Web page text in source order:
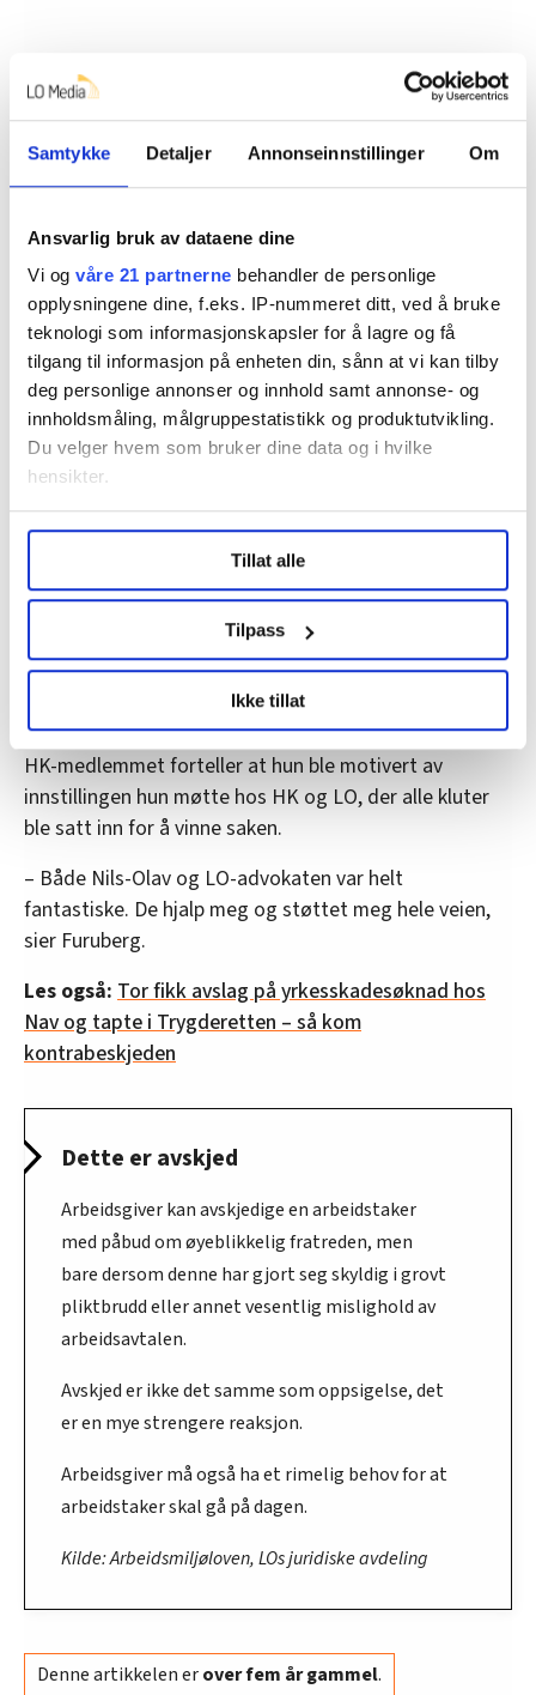
Samtykke Detaljer Annonseinnstillinger Om
Ansvarlig bruk av dataene dine
Vi og våre 21 partnerne behandler de personlige
opplysningene dine, f.eks. IP-nummeret ditt, ved å bruke
teknologi som informasjonskapsler for å lagre og få
tilgang til informasjon på enheten din, sånn at vi kan tilby
deg personlige annonser og innhold samt annonse- og
innholdsmåling, målgruppestatistikk og produktutvikling.
Du velger hvem som bruker dine data og i hvilke
hensikter.
Undermer infokan du lese om hvordan dine personlige
data behandles og hvordan du kan velge hvordan de skal
brukes. Du kan hele tiden endre eller trekke tilbake ditt
samtykke fra erklæringen om informasjonskapsler.
LO Medias publikasjoner frifagbevegelse.no, hk-nytt.no
og fontene.no bruker informasjonskapsler (cookies) for å
lære hvordan våre nettsider blir brukt slik at vi tilby
relevant innhold, tilpassede annonser og utarbeide
statistikk.
Vi deler bare informasjon om hvordan du bruker
innenfor analyse og annonsering. Disse er angitt i
oversikten lengre ned på denne siden.
Tillat alle
Tilpass
Ikke tillat
Konkurs
Saken ble ikke anket, ogdommener dermed
rettskraftig. 18. mars slo imidlertid Containerweb
HK får trolig heller ikke dekket sine saksomkostninger.
Ifølge bobestyrer Bjørn Åge Hamre er det få midler i
boet, og kravet omfattes heller ikke av
lønnsgarantiordningen, etter det bobestyrer kan se.
Containerweb AS var også konkurs i 2014. 29. januar i
år har samme eier startet et nytt firma, Ubeco
Consulting AS.
Monica Furuberg er likevel glad for at hun vant fram i
og kan gå med hevet hode, sier hun.
HK-medlemmet forteller at hun ble motivert av
innstillingen hun møtte hos HK og LO, der alle kluter
ble satt inn for å vinne saken.
– Både Nils-Olav og LO-advokaten var helt
fantastiske. De hjalp meg og støttet meg hele veien,
sier Furuberg.
Les også: Tor fikk avslag på yrkesskadesøknad hos
Nav og tapte i Trygderetten – så kom
kontrabeskjeden
Dette er avskjed
Arbeidsgiver kan avskjedige en arbeidstaker
med påbud om øyeblikkelig fratreden, men
bare dersom denne har gjort seg skyldig i grovt
pliktbrudd eller annet vesentlig mislighold av
arbeidsavtalen.
Avskjed er ikke det samme som oppsigelse, det
er en mye strengere reaksjon.
Arbeidsgiver må også ha et rimelig behov for at
arbeidstaker skal gå på dagen.
Kilde: Arbeidsmiljøloven, LOs juridiske avdeling
Denne artikkelen erover fem år gammel.